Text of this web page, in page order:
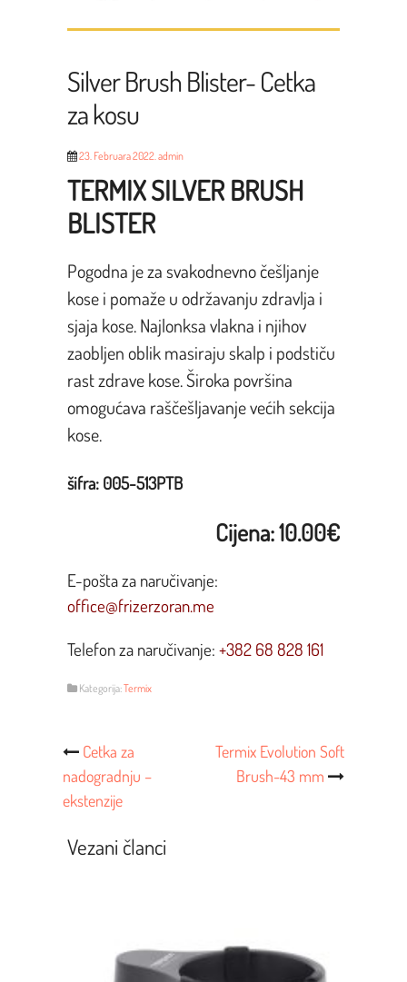
Silver Brush Blister- Cetka
za kosu
23. Februara 2022. admin
TERMIX SILVER BRUSH
BLISTER
Pogodna je za svakodnevno češljanje
kose i pomaže u održavanju zdravlja i
sjaja kose. Najlonksa vlakna i njihov
zaobljen oblik masiraju skalp i podstiču
rast zdrave kose. Široka površina
omogućava raščešljavanje većih sekcija
kose.
šifra: 005-513PTB
Cijena: 10.00€
E-pošta za naručivanje:
office@frizerzoran.me
Telefon za naručivanje: +382 68 828 161
Kategorija:Termix
Post
Navigacija
Cetka za
nadogradnju –
ekstenzije
Termix Evolution Soft
Brush-43 mm
Vezani članci